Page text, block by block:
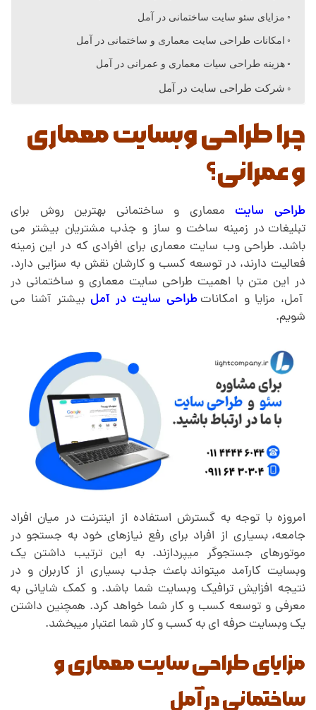
ی
س
ا
ی
ت
م
ع
م
و
س
ا
خ
ت
مزایای سئو سایت ساختمانی در آمل
امکانات طراحی سایت معماری و ساختمانی در آمل
هزینه طراحی سیات معماری و عمرانی در آمل
شرکت طراحی سایت در آمل
چرا طراحی وبسایت معماری
و عمرانی؟
طراحی سایتمعماری و ساختمانی بهترین روش برای
تبلیغات در زمینه ساخت و ساز و جذب مشتریان بیشتر می
باشد. طراحی وب سایت معماری برای افرادی که در این زمینه
فعالیت دارند، در توسعه کسب و کارشان نقش به سزایی دارد.
در این متن با اهمیت طراحی سایت معماری و ساختمانی در
آمل، مزایا و امکاناتطراحی سایت در آملبیشتر آشنا می
شویم.
امروزه با توجه به گسترش استفاده از اینترنت در میان افراد
جامعه، بسیاری از افراد برای رفع نیازهای خود به جستجو در
موتورهای جستجوگر میپردازند. به این ترتیب داشتن یک
وبسایت کارآمد میتواند .باعث جذب بسیاری از کاربران و در
نتیجه افزایش ترافیک وبسایت شما باشد. و کمک شایانی به
معرفی و توسعه کسب و کار شما خواهد کرد. همچنین داشتن
یک وبسایت حرفه ای به کسب و کار شما اعتبار میبخشد.
مزایای طراحی سایت معماری و
ساختمانی در آمل